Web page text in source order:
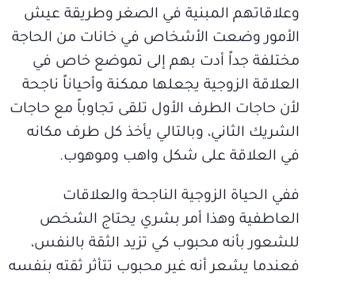
وعلاقاتهم المبنية في الصغر وطريقة عيش
الأمور وضعت الأشخاص في خانات من الحاجة
مختلفة جداً أدت بهم إلى تموضع خاص في
العلاقة الزوجية يجعلها ممكنة وأحياناً ناجحة
لأن حاجات الطرف الأول تلقى تجاوباً مع حاجات
الشريك الثاني، وبالتالي يأخذ كل طرف مكانه
في العلاقة على شكل واهب وموهوب.
ففي الحياة الزوجية الناجحة والعلاقات
العاطفية وهذا أمر بشري يحتاج الشخص
للشعور بأنه محبوب كي تزيد الثقة بالنفس،
فعندما يشعر أنه غير محبوب تتأثر ثقته بنفسه